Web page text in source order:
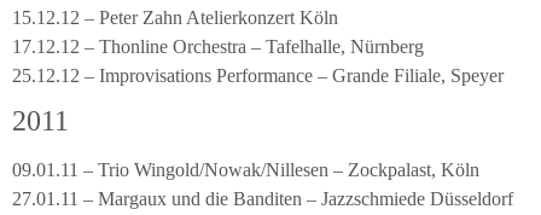
15.12.12 – Peter Zahn Atelierkonzert Köln
17.12.12 – Thonline Orchestra – Tafelhalle, Nürnberg
25.12.12 – Improvisations Performance – Grande Filiale, Speyer
2011
09.01.11 – Trio Wingold/Nowak/Nillesen – Zockpalast, Köln
27.01.11 – Margaux und die Banditen – Jazzschmiede Düsseldorf